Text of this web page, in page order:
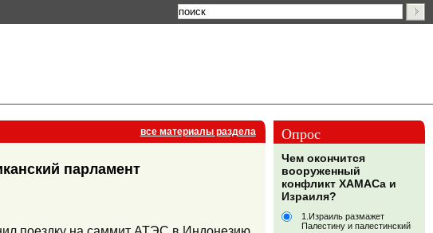
все материалы раздела
парламент
Опрос
Чем окончится
вооруженный
конфликт ХАМАСа и
Израиля?
1.Израиль размажет
Палестину и палестинский